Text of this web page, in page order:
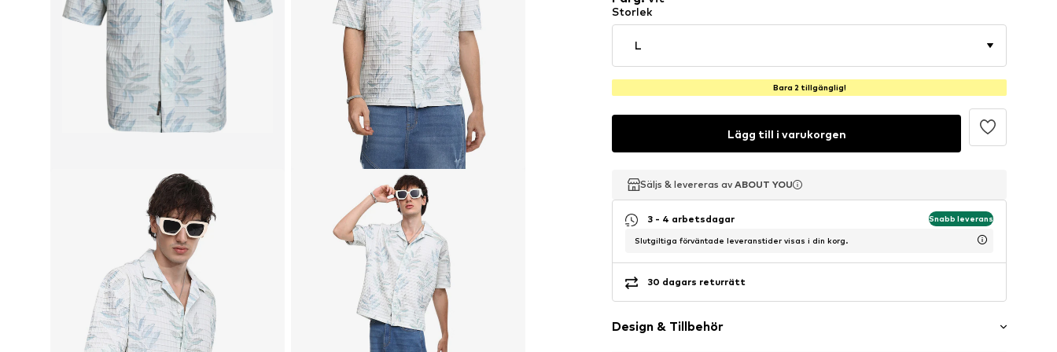
Storlek
L
Bara 2 tillgänglig!
Lägg till i varukorgen
Säljs & levereras av ABOUT YOU
Säljs & levereras av ABOUT YOU
Säljs & levereras av ABOUT YOU
3 - 4 arbetsdagar Snabb leverans
Slutgiltiga förväntade leveranstider visas i din korg.
30 dagars returrätt
Design & Tillbehör